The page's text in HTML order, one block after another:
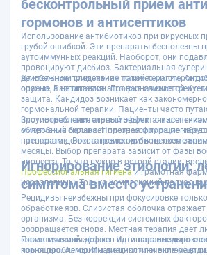
бесконтрольный прием
гормонов и антисептиков
Использование антибиотиков при вирусных
грубой ошибкой. Эти препараты бесполезны
аутоиммунных реакций. Наоборот, они
провоцируют дисбиоз. Бактериальная
неизбежным следствием такой терапии.
оружие, а не витамин. Его назначение требует
Длительное применение топических
опасно. Развивается атрофия слизистой и
защита. Кандидоз возникает как
гормональной терапии. Пациенты часто
противовоспалительный эффект с
облегчение скрывает прогрессирующие
препарата должна происходить по схеме
Злоупотребление агрессивными
микробный баланс. Полезная флора погибает
патогенами. Восстановление биоценоза
месяцы. Выбор препарата зависит от фазы
процесса. То, что нужно в острой стадии,
Профессиональная гигиенаи грамотная
неразделимы. Только комплексный подход
Игнорирование этиологии:
симптома вместо
Рецидивы неизбежны при фокусировке
обработке язв. Слизистая оболочка отражает
организма. Без коррекции системных
возвращается снова. Местная терапия дает
косметический эффект. Истинное
корня проблемы. Иначе цикл «лечение-
Поиск причины должен идти параллельно с
помощью. Алгоритм диагностики включает